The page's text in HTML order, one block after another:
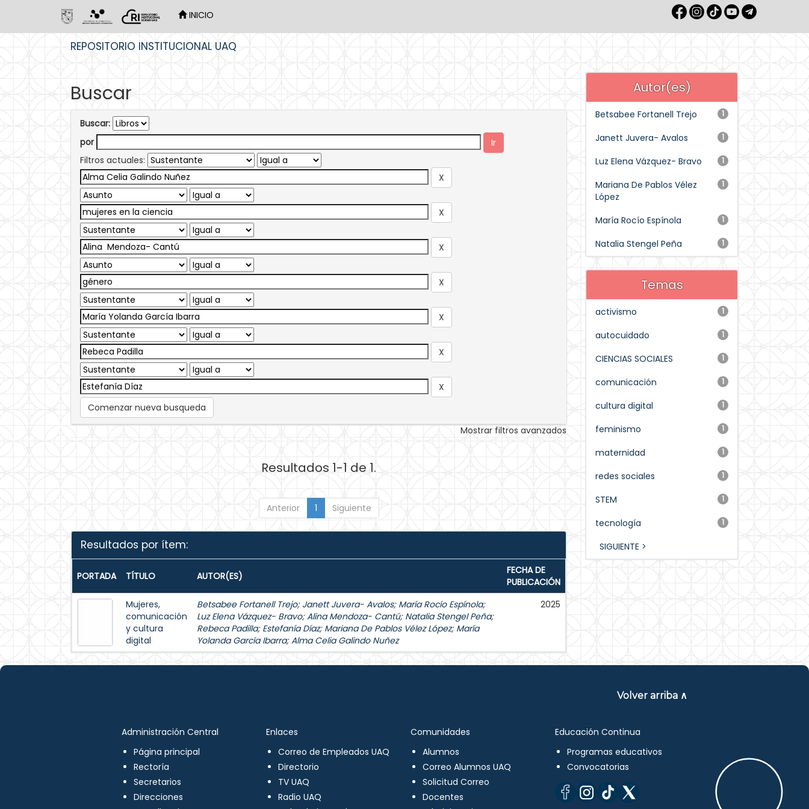
INICIO
REPOSITORIO INSTITUCIONAL UAQ
Buscar
Buscar:
por
Filtros actuales:
Comenzar nueva busqueda
Mostrar filtros avanzados
Resultados 1-1 de 1.
Anterior 1 Siguiente
Resultados por ítem:
PORTADA TÍTULO AUTOR(ES)
FECHA DE
PUBLICACIÓN
Mujeres,
comunicación
y cultura
digital
Betsabee Fortanell Trejo; Janett Juvera- Avalos; María Rocío Espínola;
Luz Elena Vázquez- Bravo;Alina Mendoza- Cantú; Natalia Stengel Peña;
Rebeca Padilla; Estefanía Díaz; Mariana De Pablos Vélez López; María
Yolanda García Ibarra;Alma Celia Galindo Nuñez
2025
Autor(es)
1
Betsabee Fortanell Trejo
1
Janett Juvera- Avalos
1
Luz Elena Vázquez- Bravo
1
Mariana De Pablos Vélez
López
1
María Rocío Espínola
1
Natalia Stengel Peña
Temas
1
activismo
1
autocuidado
1
CIENCIAS SOCIALES
1
comunicación
1
cultura digital
1
feminismo
1
maternidad
1
redes sociales
1
STEM
1
tecnología
SIGUIENTE >
Volver arriba ∧
Administración Central
Página principal
Rectoría
Secretarios
Direcciones
Enlaces
Correo de Empleados UAQ
Directorio
TV UAQ
Radio UAQ
Comunidades
Alumnos
Correo Alumnos UAQ
Solicitud Correo
Docentes
Educación Continua
Programas educativos
Convocatorias